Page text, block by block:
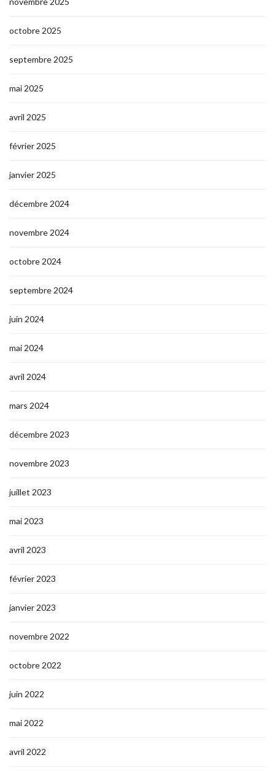
octobre 2025
septembre 2025
mai 2025
avril 2025
février 2025
janvier 2025
décembre 2024
novembre 2024
octobre 2024
septembre 2024
juin 2024
mai 2024
avril 2024
mars 2024
décembre 2023
novembre 2023
juillet 2023
mai 2023
avril 2023
février 2023
janvier 2023
novembre 2022
octobre 2022
juin 2022
mai 2022
avril 2022